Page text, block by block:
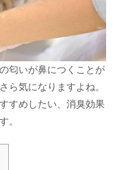
匂いが鼻につくことが
ら気になりますよね。
すめしたい、消臭効果
。